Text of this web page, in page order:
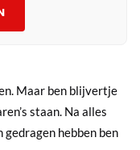
Maar ben blijvertje
staan. Na alles
gedragen hebben ben